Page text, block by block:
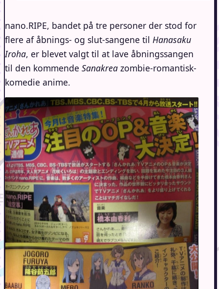
nano.RIPE, bandet på tre personer der stod for
flere af åbnings- og slut-sangene til Hanasaku
Iroha, er blevet valgt til at lave åbningssangen
til den kommende Sanakrea zombie-romantisk-
komedie anime.